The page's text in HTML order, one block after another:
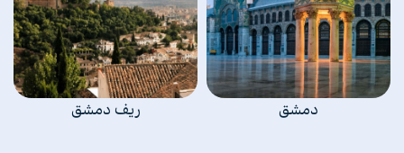
دمشق ريف دمشق